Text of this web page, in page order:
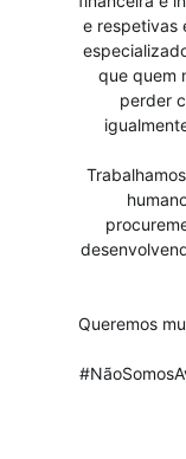
e respetivas
que quem
perder
Queremos